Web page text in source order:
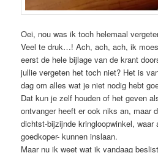
Oei, nou was ik toch helemaal
Veel te druk…! Ach, ach, ach, ik
eerst de hele bijlage van de krant
jullie vergeten het toch niet? Het is
dag om alles wat je niet nodig hebt
Dat kun je zelf houden of het geven
ontvanger heeft er ook niks an, maar
dichtst-bijzijnde kringloopwinkel, waar
goedkoper- kunnen inslaan.
Maar nu ik weet wat ik vandaag